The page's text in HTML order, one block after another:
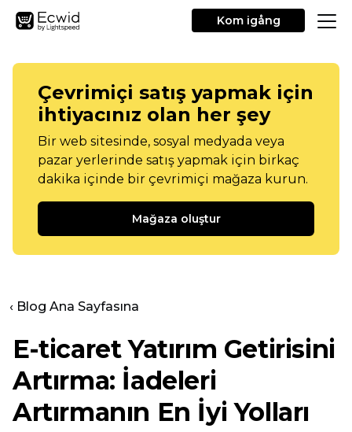
Kom igång
Çevrimiçi satış yapmak için
ihtiyacınız olan her şey
Bir web sitesinde, sosyal medyada veya
pazar yerlerinde satış yapmak için birkaç
dakika içinde bir çevrimiçi mağaza kurun.
Mağaza oluştur
‹ Blog Ana Sayfasına
E-ticaret Yatırım Getirisini
Artırma: İadeleri
Artırmanın En İyi Yolları